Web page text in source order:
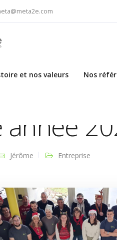
et nos valeurs Nos
année
Jérôme Entreprise